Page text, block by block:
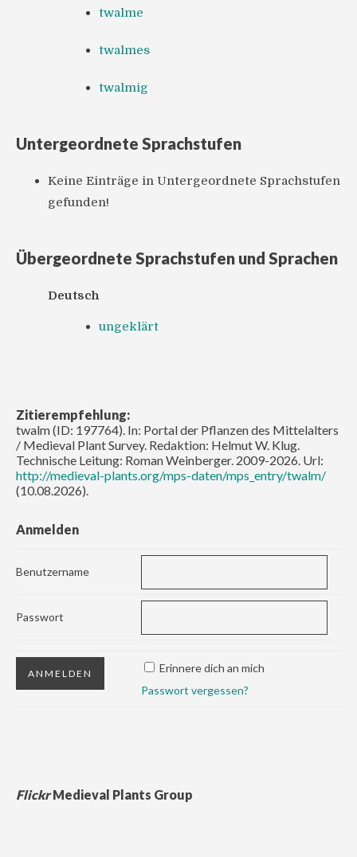
twalme
twalmes
twalmig
Untergeordnete Sprachstufen
Keine Einträge in Untergeordnete Sprachstufen
gefunden!
Übergeordnete Sprachstufen und Sprachen
Deutsch
ungeklärt
Zitierempfehlung:
twalm (ID: 197764). In: Portal der Pflanzen des Mittelalters
/ Medieval Plant Survey. Redaktion: Helmut W. Klug.
Technische Leitung: Roman Weinberger. 2009-2026. Url:
http://medieval-plants.org/mps-daten/mps_entry/twalm/
(10.08.2026).
Anmelden
Benutzername
Passwort
Erinnere dich an mich
Passwort vergessen?
FlickrMedieval Plants Group